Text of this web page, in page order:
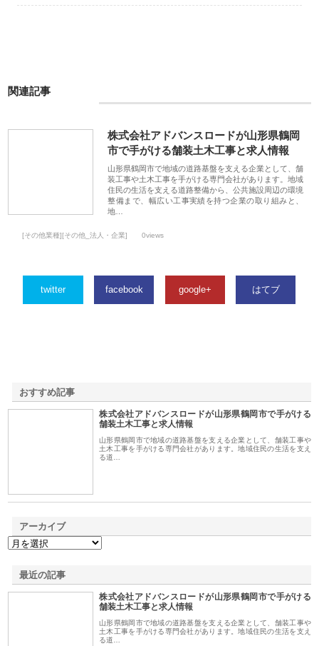
関連記事
株式会社アドバンスロードが山形県鶴岡
市で手がける舗装土木工事と求人情報
山形県鶴岡市で地域の道路基盤を支える企業として、舗
装工事や土木工事を手がける専門会社があります。地域
住民の生活を支える道路整備から、公共施設周辺の環境
整備まで、幅広い工事実績を持つ企業の取り組みと、
地…
[その他業種][その他_法人・企業] 0views
twitter facebook google+ はてブ
おすすめ記事
株式会社アドバンスロードが山形県鶴岡市で手がける
舗装土木工事と求人情報
山形県鶴岡市で地域の道路基盤を支える企業として、舗装工事や
土木工事を手がける専門会社があります。地域住民の生活を支え
る道…
アーカイブ
最近の記事
株式会社アドバンスロードが山形県鶴岡市で手がける
舗装土木工事と求人情報
山形県鶴岡市で地域の道路基盤を支える企業として、舗装工事や
土木工事を手がける専門会社があります。地域住民の生活を支え
る道…